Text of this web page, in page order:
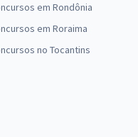
em Rondônia
em Roraima
no Tocantins